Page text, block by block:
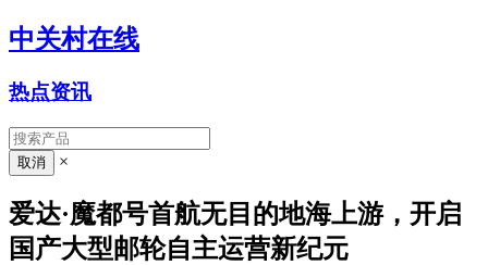
中关村在线
热点资讯
×
爱达·魔都号首航无目的地海上游，开启
国产大型邮轮自主运营新纪元